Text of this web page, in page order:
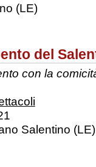
(LE)
del
con la
Salentino (LE)